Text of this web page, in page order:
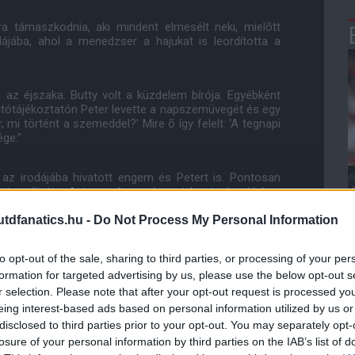
- Do Not Process My Personal Information
opt-out of the sale, sharing to third parties, or processing of your
for targeted advertising by us, please use the below opt-out
selection. Please note that after your opt-out request is processed
interest-based ads based on personal information utilized by us
to third parties prior to your opt-out. You may separately
of your personal information by third parties on the IAB’s list of
támaszkodnia, aki mindent elmesélt neki, mielõtt
ahol a menedzser a hajukat is leordította a
éjszaka. Butty volt a küzdelem bírója. Egyébként
Peter levette a napszemüvegét és egy
történt a szemeddel?' Mire õ így felelt: 'A tegnapi
irodájába hivatott engem és Petert is. Pontosan
említette. Azt mondta, szégyent hoztunk a klubra,
õt. De Sir Bobby megpróbálhatott volna
on is!
ésiOS-re!